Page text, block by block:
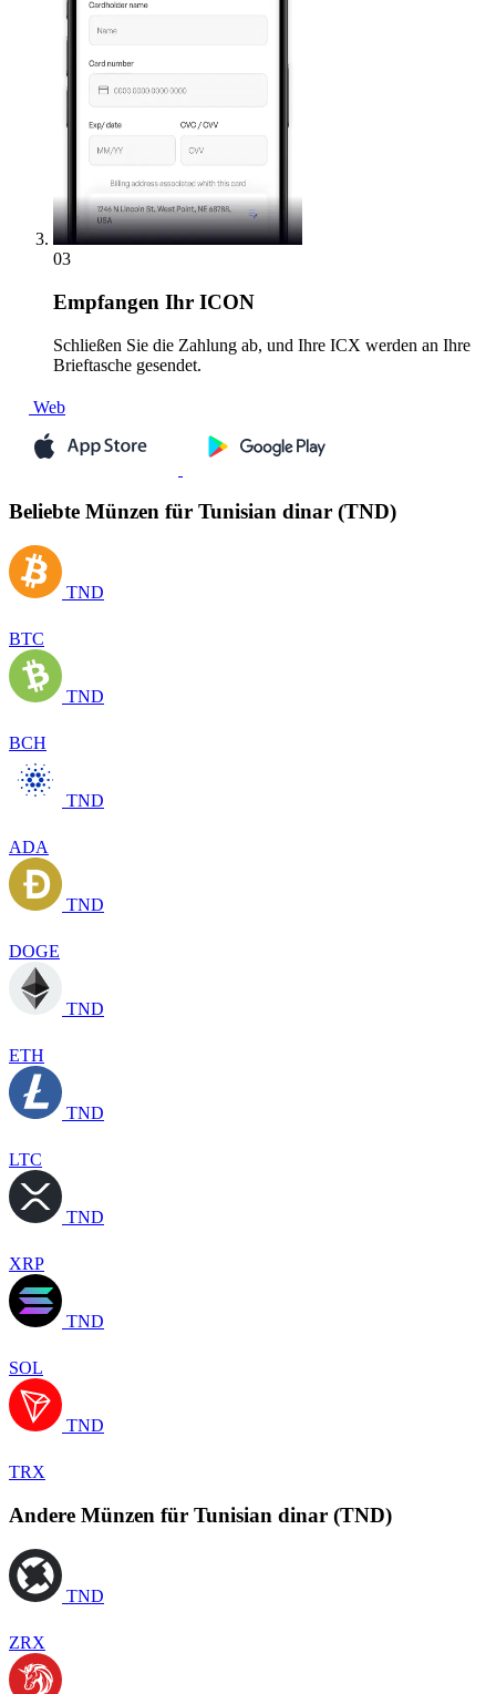
03
Empfangen Ihr ICON
Schließen Sie die Zahlung ab, und Ihre ICX werden an Ihre
Brieftasche gesendet.
Web
Beliebte Münzen für Tunisian dinar (TND)
TND
BTC
TND
BCH
TND
ADA
TND
DOGE
TND
ETH
TND
LTC
TND
XRP
TND
SOL
TND
TRX
Andere Münzen für Tunisian dinar (TND)
TND
ZRX